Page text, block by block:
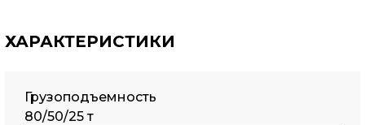
ХАРАКТЕРИСТИКИ
Грузоподъемность
80/50/25 т